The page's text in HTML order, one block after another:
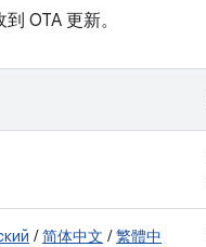
OTA 更新。
/简体中文 /繁體中